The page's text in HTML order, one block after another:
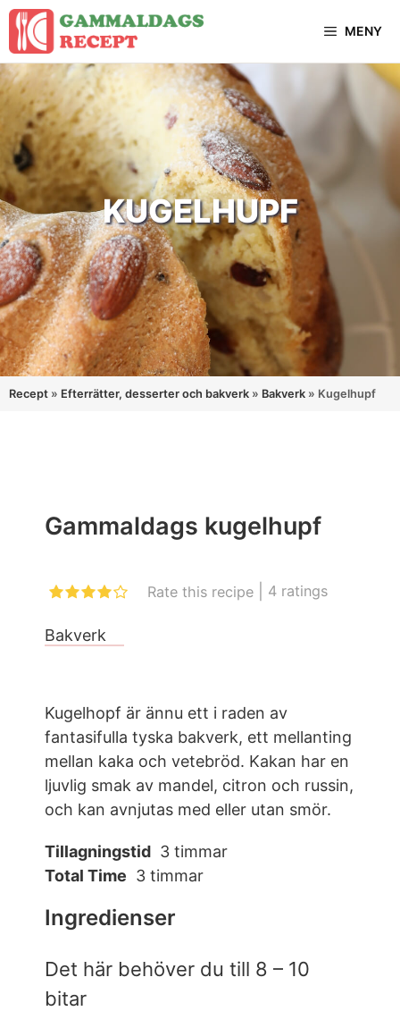
Hoppa
innehåll
MENY
KUGELHUPF
Recept » Efterrätter, desserter och bakverk » Bakverk » Kugelhupf
Gammaldags kugelhupf
Rate this recipe 4 ratings
Bakverk
Kugelhopf är ännu ett i raden av
fantasifulla tyska bakverk, ett mellanting
mellan kaka och vetebröd. Kakan har en
ljuvlig smak av mandel, citron och russin,
och kan avnjutas med eller utan smör.
Tillagningstid 3 timmar
Total Time 3 timmar
Ingredienser
Det här behöver du till 8 – 10
bitar